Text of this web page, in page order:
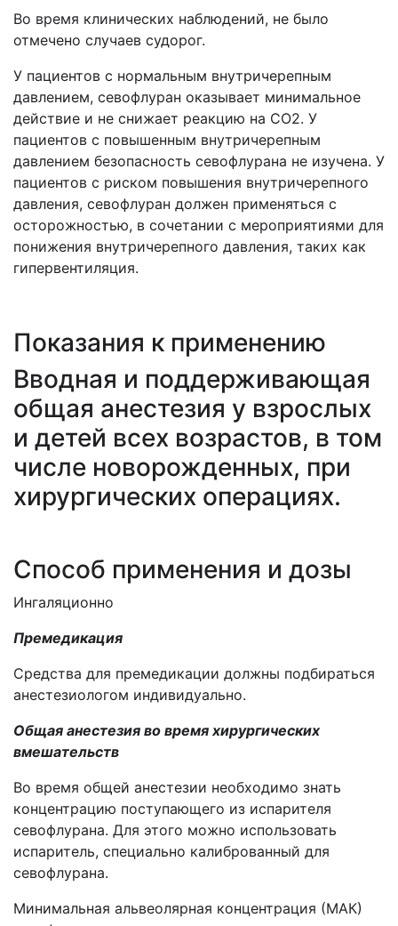
Во время клинических наблюдений, не было
отмечено случаев судорог.
У пациентов с нормальным внутричерепным
давлением, севофлуран оказывает минимальное
действие и не снижает реакцию на CО2. У
пациентов с повышенным внутричерепным
давлением безопасность севофлурана не изучена. У
пациентов с риском повышения внутричерепного
давления, севофлуран должен применяться с
осторожностью, в сочетании с мероприятиями для
понижения внутричерепного давления, таких как
гипервентиляция.
Показания к применению
Вводная и поддерживающая
общая анестезия у взрослых
и детей всех возрастов, в том
числе новорожденных, при
хирургических операциях.
Способ применения и дозы
Ингаляционно
Премедикация
Средства для премедикации должны подбираться
анестезиологом индивидуально.
Общая анестезия во время хирургических
вмешательств
Во время общей анестезии необходимо знать
концентрацию поступающего из испарителя
севофлурана. Для этого можно использовать
испаритель, специально калиброванный для
севофлурана.
Минимальная альвеолярная концентрация (МАК)